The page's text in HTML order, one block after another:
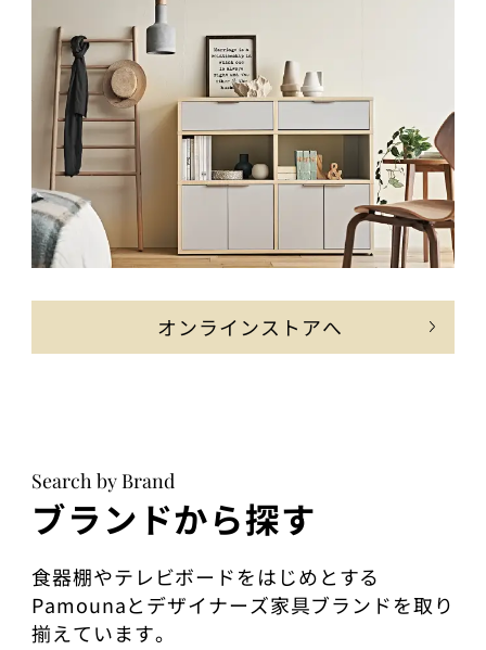
オンラインストアへ
Search by Brand
ブランドから探す
食器棚やテレビボードをはじめとする
Pamounaとデザイナーズ家具ブランドを取り
揃えています。